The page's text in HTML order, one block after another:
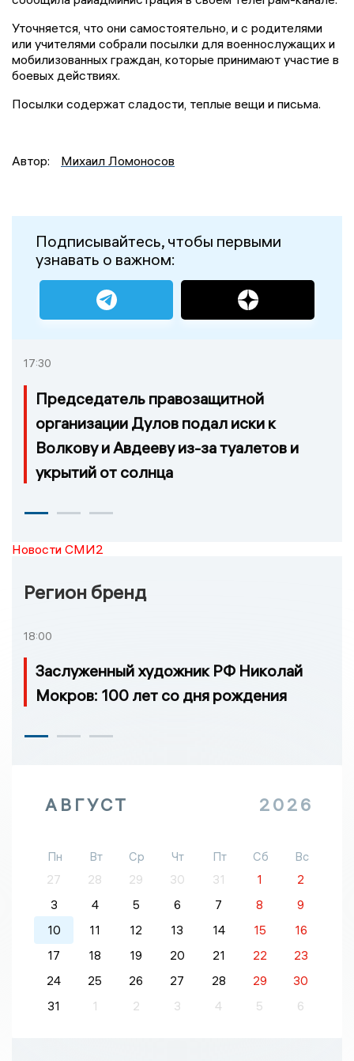
Уточняется, что они самостоятельно, и с родителями
или учителями собрали посылки для военнослужащих и
мобилизованных граждан, которые принимают участие в
боевых действиях.
Посылки содержат сладости, теплые вещи и письма.
Автор: Михаил Ломоносов
Подписывайтесь, чтобы первыми
узнавать о важном:
17:30
Председатель правозащитной
организации Дулов подал иски к
Волкову и Авдееву из-за туалетов и
укрытий от солнца
Новости СМИ2
Регион бренд
18:00
Заслуженный художник РФ Николай
Мокров: 100 лет со дня рождения
АВГУСТ 2026
Пн Вт Ср Чт Пт Сб
Вс
27
28 29 30 31 1
2
3
4 5 6 7 8
9
10
11 12 13 14 15
16
17
18 19 20 21 22
23
24
25 26 27 28 29
30
31
1 2 3 4 5 6